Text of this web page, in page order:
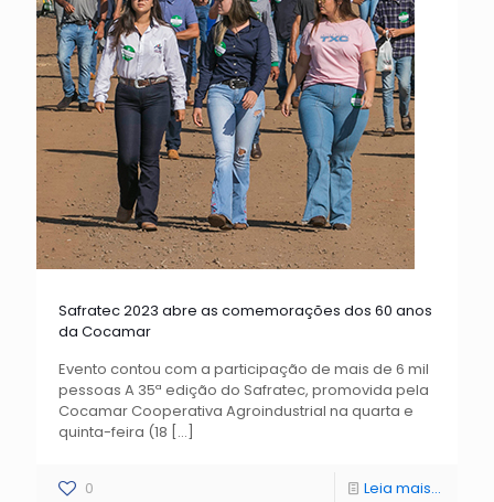
Safratec 2023 abre as comemorações dos 60 anos
da Cocamar
Evento contou com a participação de mais de 6 mil
pessoas A 35ª edição do Safratec, promovida pela
Cocamar Cooperativa Agroindustrial na quarta e
quinta-feira (18 […]
0 Leia mais...